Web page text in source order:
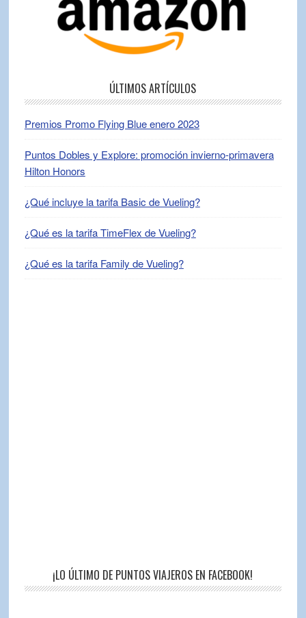
ÚLTIMOS ARTÍCULOS
Premios Promo Flying Blue enero 2023
Puntos Dobles y Explore: promoción invierno-primavera
Hilton Honors
¿Qué incluye la tarifa Basic de Vueling?
¿Qué es la tarifa TimeFlex de Vueling?
¿Qué es la tarifa Family de Vueling?
¡LO ÚLTIMO DE PUNTOS VIAJEROS EN FACEBOOK!